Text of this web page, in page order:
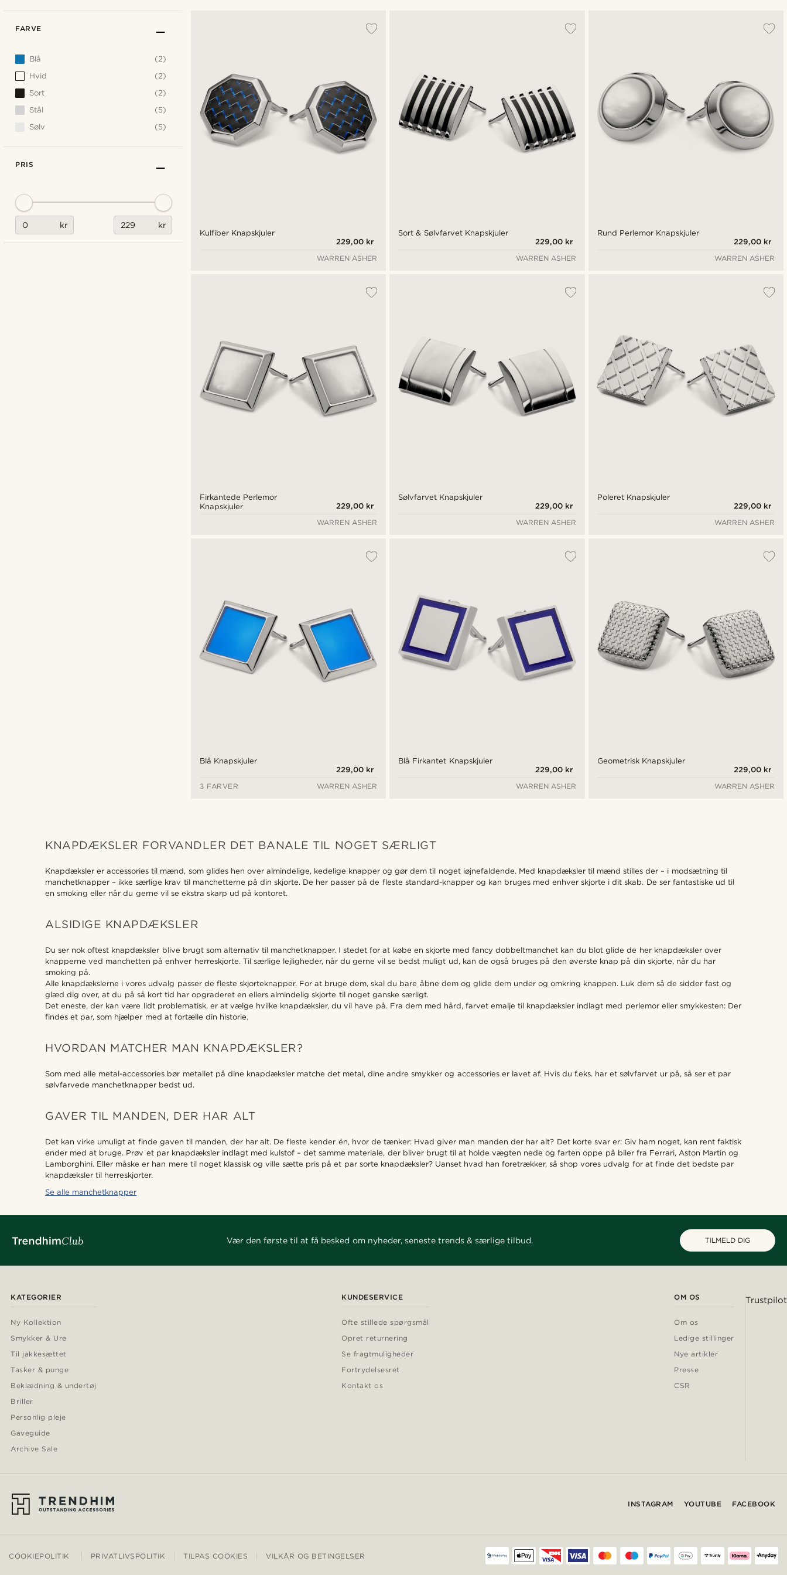
Højeste pris
Kulfiber Knapskjuler
229,00 kr
WARREN ASHER
Sort & Sølvfarvet Knapskjuler
229,00 kr
WARREN ASHER
Rund Perlemor Knapskjuler
229,00 kr
WARREN ASHER
Firkantede Perlemor
Knapskjuler
229,00 kr
WARREN ASHER
Sølvfarvet Knapskjuler
229,00 kr
WARREN ASHER
Poleret Knapskjuler
229,00 kr
WARREN ASHER
Blå Knapskjuler
229,00 kr
3 FARVER
WARREN ASHER
Blå Firkantet Knapskjuler
229,00 kr
WARREN ASHER
Geometrisk Knapskjuler
229,00 kr
WARREN ASHER
FARVE
Blå
(2)
Hvid
(2)
Sort
(2)
Stål
(5)
Sølv
(5)
PRIS
kr kr
KNAPDÆKSLER FORVANDLER DET BANALE TIL NOGET SÆRLIGT
Knapdæksler er accessories til mænd, som glides hen over almindelige, kedelige knapper og gør dem til noget iøjnefaldende. Med knapdæksler til mænd stilles der – i modsætning til
manchetknapper – ikke særlige krav til manchetterne på din skjorte. De her passer på de fleste standard-knapper og kan bruges med enhver skjorte i dit skab. De ser fantastiske ud til
en smoking eller når du gerne vil se ekstra skarp ud på kontoret.
ALSIDIGE KNAPDÆKSLER
Du ser nok oftest knapdæksler blive brugt som alternativ til manchetknapper. I stedet for at købe en skjorte med fancy dobbeltmanchet kan du blot glide de her knapdæksler over
knapperne ved manchetten på enhver herreskjorte. Til særlige lejligheder, når du gerne vil se bedst muligt ud, kan de også bruges på den øverste knap på din skjorte, når du har
smoking på.
Alle knapdækslerne i vores udvalg passer de fleste skjorteknapper. For at bruge dem, skal du bare åbne dem og glide dem under og omkring knappen. Luk dem så de sidder fast og
glæd dig over, at du på så kort tid har opgraderet en ellers almindelig skjorte til noget ganske særligt.
Det eneste, der kan være lidt problematisk, er at vælge hvilke knapdæksler, du vil have på. Fra dem med hård, farvet emalje til knapdæksler indlagt med perlemor eller smykkesten: Der
findes et par, som hjælper med at fortælle din historie.
HVORDAN MATCHER MAN KNAPDÆKSLER?
Som med alle metal-accessories bør metallet på dine knapdæksler matche det metal, dine andre smykker og accessories er lavet af. Hvis du f.eks. har et sølvfarvet ur på, så ser et par
sølvfarvede manchetknapper bedst ud.
GAVER TIL MANDEN, DER HAR ALT
Det kan virke umuligt at finde gaven til manden, der har alt. De fleste kender én, hvor de tænker: Hvad giver man manden der har alt? Det korte svar er: Giv ham noget, kan rent faktisk
ender med at bruge. Prøv et par knapdæksler indlagt med kulstof – det samme materiale, der bliver brugt til at holde vægten nede og farten oppe på biler fra Ferrari, Aston Martin og
Lamborghini. Eller måske er han mere til noget klassisk og ville sætte pris på et par sorte knapdæksler? Uanset hvad han foretrækker, så shop vores udvalg for at finde det bedste par
knapdæksler til herreskjorter.
Se alle manchetknapper
Vær den første til at få besked om nyheder, seneste trends & særlige tilbud. TILMELD DIG
KATEGORIER
Ny Kollektion
Smykker & Ure
Til jakkesættet
Tasker & punge
Beklædning & undertøj
Briller
Personlig pleje
Gaveguide
Archive Sale
KUNDESERVICE
Ofte stillede spørgsmål
Opret returnering
Se fragtmuligheder
Fortrydelsesret
Kontakt os
OM OS
Om os
Ledige stillinger
Nye artikler
Presse
CSR
Trustpilot
INSTAGRAM YOUTUBE FACEBOOK
COOKIEPOLITIK PRIVATLIVSPOLITIK TILPAS COOKIES VILKÅR OG BETINGELSER